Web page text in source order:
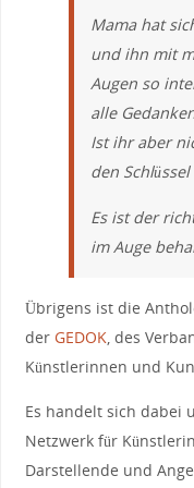
Mama hat
und ihn mit
Augen so
alle
Ist ihr aber
den
Es ist der
im Auge
Übrigens ist die
der GEDOK, des
Künstlerinnen und
Es handelt sich dabei
Netzwerk für
Darstellende und